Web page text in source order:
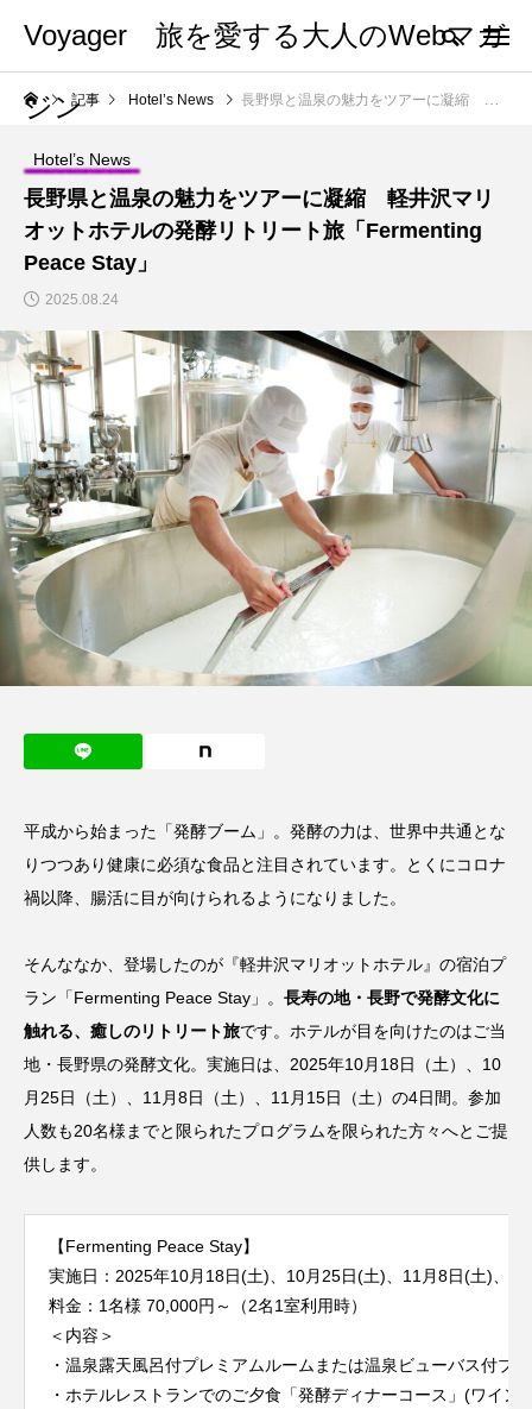
Voyager 旅を愛する大人のWebマガ
ジン記事 Hotel’s News 長野県と温泉の魅力をツアーに凝縮 軽井沢マリオットホテルの発酵リトリート旅「Fermenting Peace Stay」
Hotel’s News
長野県と温泉の魅力をツアーに凝縮 軽井沢マリ
オットホテルの発酵リトリート旅「Fermenting
Peace Stay」
2025.08.24
平成から始まった「発酵ブーム」。発酵の力は、世界中共通とな
りつつあり健康に必須な食品と注目されています。とくにコロナ
禍以降、腸活に目が向けられるようになりました。
そんななか、登場したのが『軽井沢マリオットホテル』の宿泊プ
ラン「Fermenting Peace Stay」。 長寿の地・長野で発酵文化に
触れる、癒しのリトリート旅です。ホテルが目を向けたのはご当
地・長野県の発酵文化。実施日は、2025年10月18日（土）、10
月25日（土）、11月8日（土）、11月15日（土）の4日間。参加
人数も20名様までと限られたプログラムを限られた方々へとご提
供します。
【Fermenting Peace Stay】
実施日：2025年10月18日(土)、10月25日(土)、11月8日(土)、
料金：1名様 70,000円～（2名1室利用時）
＜内容＞
・温泉露天風呂付プレミアムルームまたは温泉ビューバス付プ
・ホテルレストランでのご夕食「発酵ディナーコース」(ワイン